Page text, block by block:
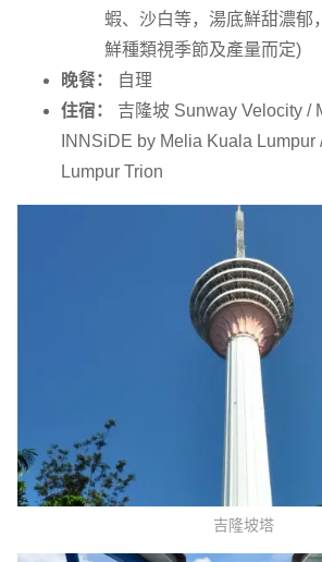
蝦、沙白等，湯底鮮甜濃郁
鮮種類視季節及產量而定)
晚餐：
自理
住宿：
吉隆坡 Sunway Velocity /
INNSiDE by Melia Kuala Lumpur
Lumpur Trion
吉隆坡塔